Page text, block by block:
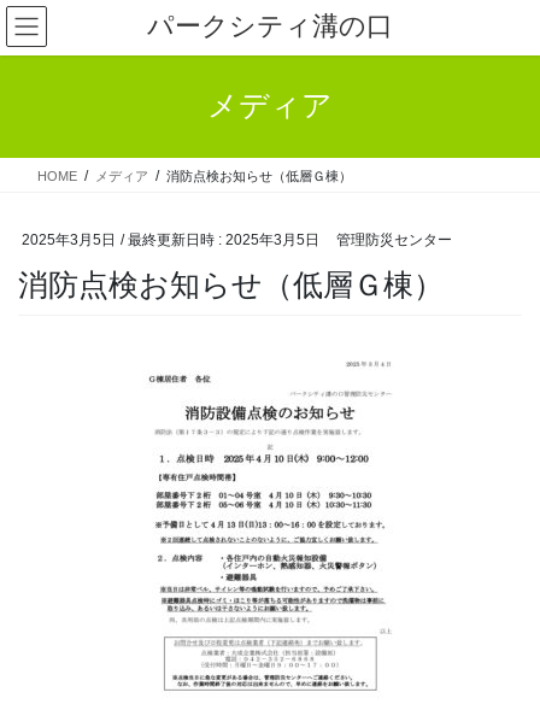
コ
ン
テ
ス
ナ
ビ
ゲ
ン
パークシティ溝の口
メディア
HOME メディア 消防点検お知らせ（低層Ｇ棟）
2025年3月5日 / 最終更新日時 : 2025年3月5日 管理防災センター
消防点検お知らせ（低層Ｇ棟）